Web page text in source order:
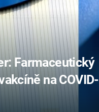
HISTORIE
Farmaceutický
na COVID-